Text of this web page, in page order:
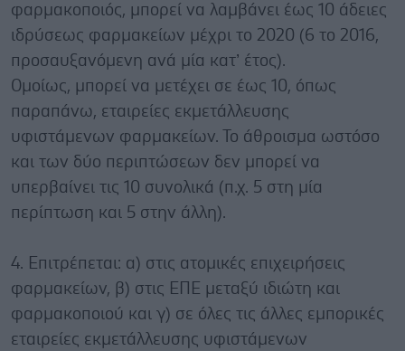
φαρμακοποιός, μπορεί να λαμβάνει έως 10 άδειες
ιδρύσεως φαρμακείων μέχρι το 2020 (6 το 2016,
προσαυξανόμενη ανά μία κατ’ έτος).
Ομοίως, μπορεί να μετέχει σε έως 10, όπως
παραπάνω, εταιρείες εκμετάλλευσης
υφιστάμενων φαρμακείων. Το άθροισμα ωστόσο
και των δύο περιπτώσεων δεν μπορεί να
υπερβαίνει τις 10 συνολικά (π.χ. 5 στη μία
περίπτωση και 5 στην άλλη).
4. Επιτρέπεται: α) στις ατομικές επιχειρήσεις
φαρμακείων, β) στις ΕΠΕ μεταξύ ιδιώτη και
φαρμακοποιού και γ) σε όλες τις άλλες εμπορικές
εταιρείες εκμετάλλευσης υφιστάμενων